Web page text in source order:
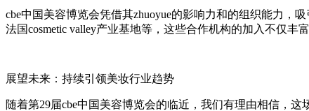
cbe中国美容博览会凭借其zhuoyue的影响力和的组织能力，
法国cosmetic valley产业基地等，这些合作机构的加入不仅
展望未来：持续引领美妆行业趋势
随着第29届cbe中国美容博览会的临近，我们有理由相信，